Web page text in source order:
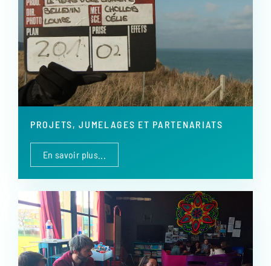
PROJETS, JUMELAGES ET PARTENARIATS
En savoir plus...